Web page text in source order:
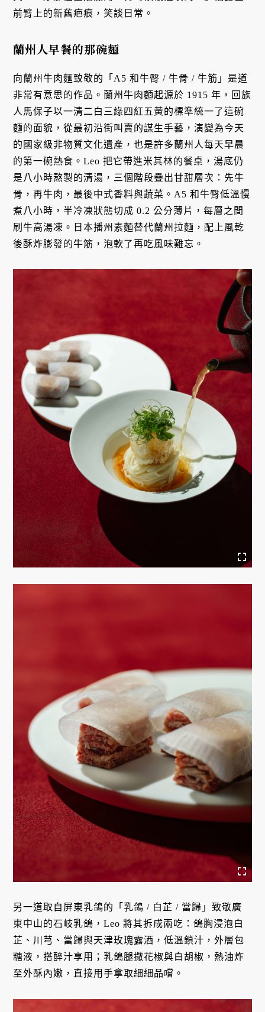
前臂上的新舊疤痕，笑談日常。
蘭州人早餐的那碗麵
向蘭州牛肉麵致敬的「A5 和牛臀 / 牛骨 / 牛筋」是道
非常有意思的作品。蘭州牛肉麵起源於 1915 年，回族
人馬保子以一清二白三綠四紅五黃的標準統一了這碗
麵的面貌，從最初沿街叫賣的謀生手藝，演變為今天
的國家級非物質文化遺產，也是許多蘭州人每天早晨
的第一碗熱食。Leo 把它帶進米其林的餐桌，湯底仍
是八小時熬製的清湯，三個階段疊出甘甜層次：先牛
骨，再牛肉，最後中式香料與蔬菜。A5 和牛臀低溫慢
煮八小時，半冷凍狀態切成 0.2 公分薄片，每層之間
刷牛高湯凍。日本播州素麵替代蘭州拉麵，配上風乾
後酥炸膨發的牛筋，泡軟了再吃風味難忘。
另一道取自屏東乳鴿的「乳鴿 / 白芷 / 當歸」致敬廣
東中山的石岐乳鴿，Leo 將其拆成兩吃：鴿胸浸泡白
芷、川芎、當歸與天津玫瑰露酒，低溫鎖汁，外層包
糖液，搭醉汁享用；乳鴿腿撒花椒與白胡椒，熱油炸
至外酥內嫩，直接用手拿取細細品嚐。